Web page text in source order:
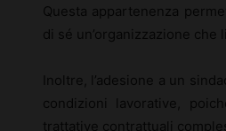
Questa appartenenza
di sé un’organizzazione
Inoltre, l’adesione a un
condizioni lavorative,
trattative contrattuali